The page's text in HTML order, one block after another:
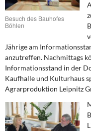
Öffentliche
Eurokrise und
DIE LINKE
Weitere Themen
Memo-Gruppe
Institut
Besuch des Bauhofes
Böhlen
Jährige am
anzutreffen. Nachmittags
Informationsstand in der
Kaufhalle und Kulturhaus
Agrarproduktion Leipnitz